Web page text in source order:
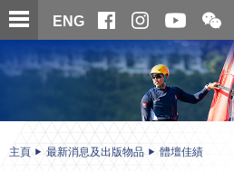
跳
至
內
ENG
開
合
微
信
二
維
碼
内
主頁 最新消息及出版物品 體壇佳績